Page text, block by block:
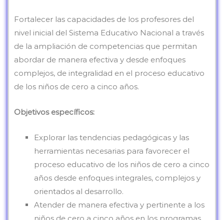
Fortalecer las capacidades de los profesores del
nivel inicial del Sistema Educativo Nacional a través
de la ampliación de competencias que permitan
abordar de manera efectiva y desde enfoques
complejos, de integralidad en el proceso educativo
de los niños de cero a cinco años.
Objetivos específicos:
Explorar las tendencias pedagógicas y las
herramientas necesarias para favorecer el
proceso educativo de los niños de cero a cinco
años desde enfoques integrales, complejos y
orientados al desarrollo.
Atender de manera efectiva y pertinente a los